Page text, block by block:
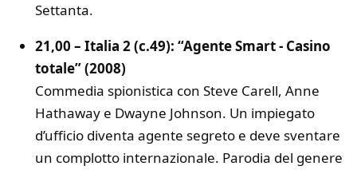
Settanta.
21,00 – Italia 2 (c.49): “Agente Smart - Casino
totale” (2008)
Commedia spionistica con Steve Carell, Anne
Hathaway e Dwayne Johnson. Un impiegato
d’ufficio diventa agente segreto e deve sventare
un complotto internazionale. Parodia del genere